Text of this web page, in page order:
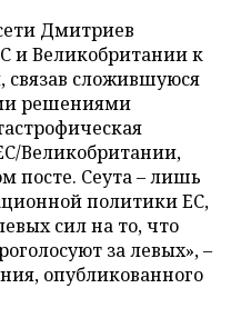
Дмитриев
и Великобритании к
сложившуюся
решениями
Великобритании,
посте. Сеута – лишь
политики ЕС,
сил на то, что
за левых», –
опубликованного